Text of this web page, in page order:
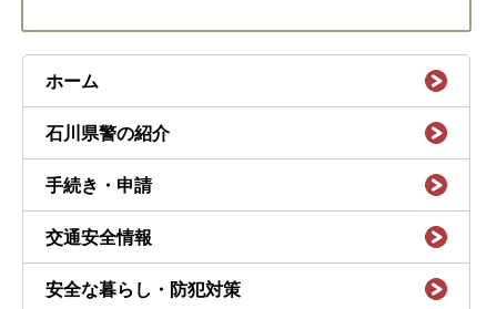
ホーム
石川県警の紹介
手続き・申請
交通安全情報
安全な暮らし・防犯対策